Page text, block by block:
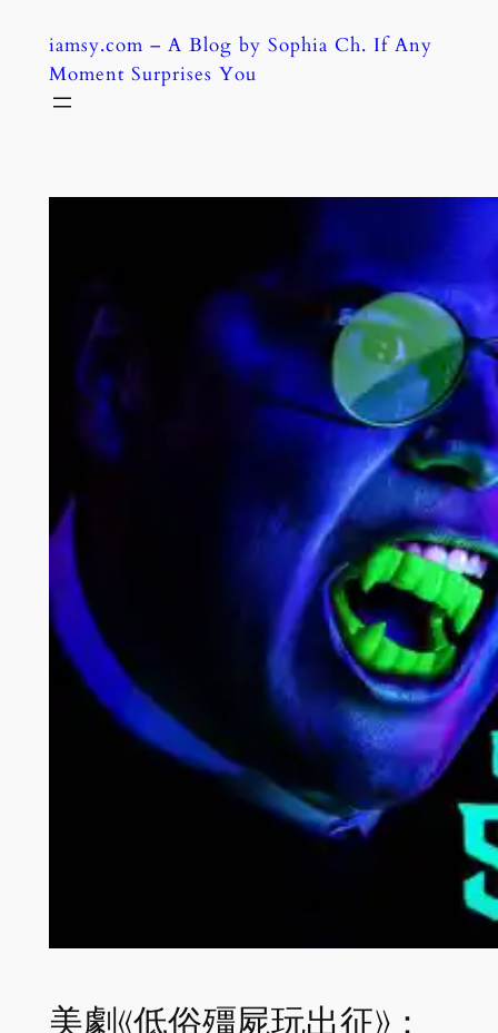
content
iamsy.com – A Blog by Sophia Ch. If Any
Moment Surprises You
美劇《低俗殭屍玩出征》：